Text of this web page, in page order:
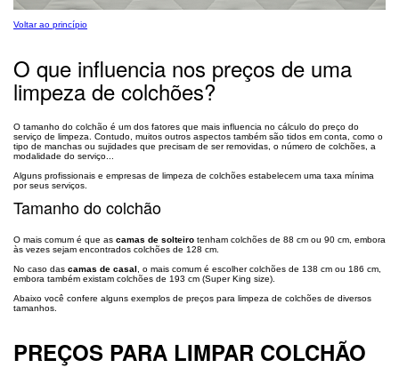
Voltar ao princípio
O que influencia nos preços de uma
limpeza de colchões?
O tamanho do colchão é um dos fatores que mais influencia no cálculo do preço do
serviço de limpeza. Contudo, muitos outros aspectos também são tidos em conta, como o
tipo de manchas ou sujidades que precisam de ser removidas, o número de colchões, a
modalidade do serviço...
Alguns profissionais e empresas de limpeza de colchões estabelecem uma taxa mínima
por seus serviços.
Tamanho do colchão
O mais comum é que as camas de solteiro tenham colchões de 88 cm ou 90 cm, embora
às vezes sejam encontrados colchões de 128 cm.
No caso das camas de casal , o mais comum é escolher colchões de 138 cm ou 186 cm,
embora também existam colchões de 193 cm (Super King size).
Abaixo você confere alguns exemplos de preços para limpeza de colchões de diversos
tamanhos.
PREÇOS PARA LIMPAR COLCHÃO